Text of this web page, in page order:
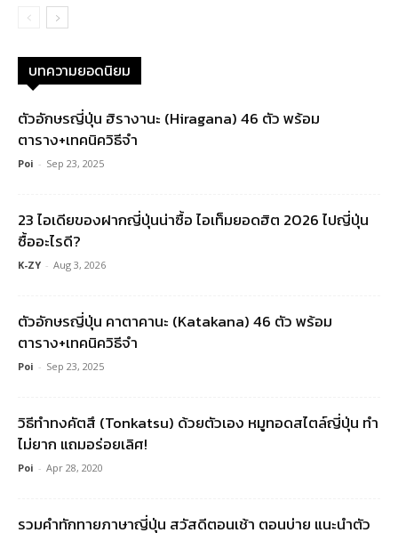
บทความยอดนิยม
ตัวอักษรญี่ปุ่น ฮิรางานะ (Hiragana) 46 ตัว พร้อม
ตาราง+เทคนิควิธีจำ
Poi - Sep 23, 2025
23 ไอเดียของฝากญี่ปุ่นน่าซื้อ ไอเท็มยอดฮิต 2026 ไปญี่ปุ่น
ซื้ออะไรดี?
K-ZY - Aug 3, 2026
ตัวอักษรญี่ปุ่น คาตาคานะ (Katakana) 46 ตัว พร้อม
ตาราง+เทคนิควิธีจำ
Poi - Sep 23, 2025
วิธีทำทงคัตสึ (Tonkatsu) ด้วยตัวเอง หมูทอดสไตล์ญี่ปุ่น ทำ
ไม่ยาก แถมอร่อยเลิศ!
Poi - Apr 28, 2020
รวมคําทักทายภาษาญี่ปุ่น สวัสดีตอนเช้า ตอนบ่าย แนะนำตัว